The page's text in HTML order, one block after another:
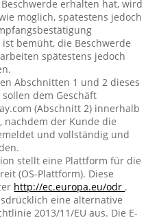
erhalten hat, wird
möglich, spätestens jedoch
bemüht, die Beschwerde
spätestens jedoch
Abschnitten 1 und 2 dieses
dem Geschäft
(Abschnitt 2) innerhalb
nachdem der Kunde die
und vollständig und
stellt eine Plattform für die
(OS-Plattform). Diese
http://ec.europa.eu/odr .
eine alternative
2013/11/EU aus. Die E-